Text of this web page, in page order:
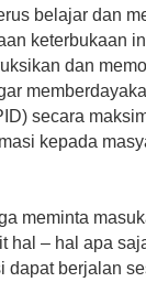
belajar dan
keterbukaan
dan
secara
kepada
meminta
hal – hal apa
dapat berjalan